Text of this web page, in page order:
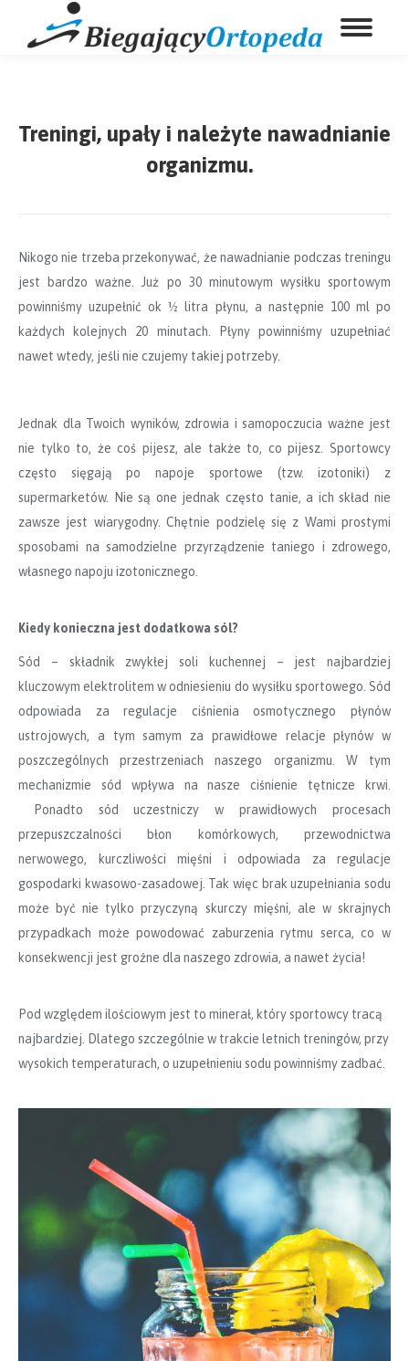
Treningi, upały i należyte nawadnianie
organizmu.
Nikogo nie trzeba przekonywać, że nawadnianie podczas treningu
jest bardzo ważne. Już po 30 minutowym wysiłku sportowym
powinniśmy uzupełnić ok ½ litra płynu, a następnie 100 ml po
każdych kolejnych 20 minutach. Płyny powinniśmy uzupełniać
nawet wtedy, jeśli nie czujemy takiej potrzeby.
Jednak dla Twoich wyników, zdrowia i samopoczucia ważne jest
nie tylko to, że coś pijesz, ale także to, co pijesz. Sportowcy
często sięgają po napoje sportowe (tzw. izotoniki) z
supermarketów. Nie są one jednak często tanie, a ich skład nie
zawsze jest wiarygodny. Chętnie podzielę się z Wami prostymi
sposobami na samodzielne przyrządzenie taniego i zdrowego,
własnego napoju izotonicznego.
Kiedy konieczna jest dodatkowa sól?
Sód – składnik zwykłej soli kuchennej – jest najbardziej
kluczowym elektrolitem w odniesieniu do wysiłku sportowego. Sód
odpowiada za regulacje ciśnienia osmotycznego płynów
ustrojowych, a tym samym za prawidłowe relacje płynów w
poszczególnych przestrzeniach naszego organizmu. W tym
mechanizmie sód wpływa na nasze ciśnienie tętnicze krwi.
Ponadto sód uczestniczy w prawidłowych procesach
przepuszczalności błon komórkowych, przewodnictwa
nerwowego, kurczliwości mięśni i odpowiada za regulacje
gospodarki kwasowo-zasadowej. Tak więc brak uzupełniania sodu
może być nie tylko przyczyną skurczy mięśni, ale w skrajnych
przypadkach może powodować zaburzenia rytmu serca, co w
konsekwencji jest groźne dla naszego zdrowia, a nawet życia!
Pod względem ilościowym jest to minerał, który sportowcy tracą
najbardziej. Dlatego szczególnie w trakcie letnich treningów, przy
wysokich temperaturach, o uzupełnieniu sodu powinniśmy zadbać.